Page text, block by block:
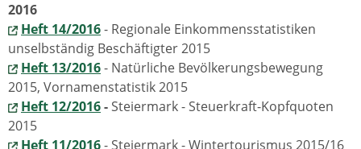
2016
Heft 14/2016- Regionale Einkommensstatistiken
unselbständig Beschäftigter 2015
Heft 13/2016- Natürliche Bevölkerungsbewegung
2015, Vornamenstatistik 2015
Heft 12/2016-Steiermark - Steuerkraft-Kopfquoten
2015
Heft 11/2016- Steiermark - Wintertourismus 2015/16